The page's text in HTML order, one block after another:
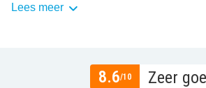
Lees meer
8.6/10 Zeer